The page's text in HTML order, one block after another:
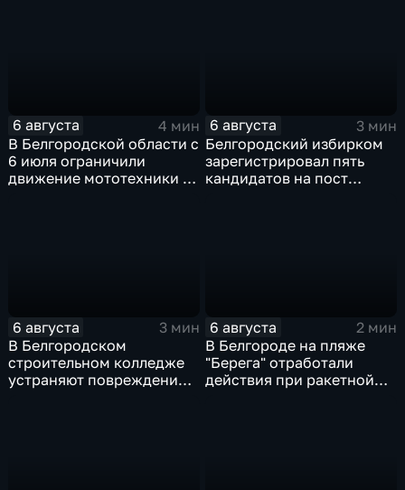
6 августа
4 мин
В Белгородской области с
6 июля ограничили
движение мототехники в
6 августа
3 мин
Белгородский избирком
зарегистрировал пять
кандидатов на пост
6 августа
3 мин
В Белгородском
строительном колледже
устраняют повреждения
6 августа
2 мин
В Белгороде на пляже
"Берега" отработали
действия при ракетной